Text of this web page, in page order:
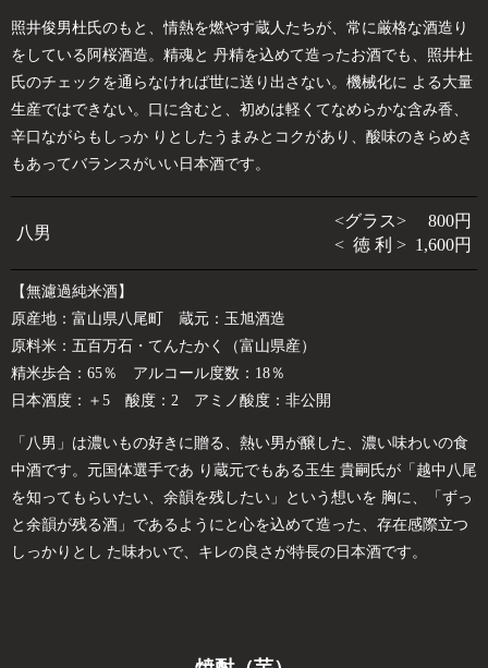
照井俊男杜氏のもと、情熱を燃やす蔵人たちが、常に厳格な酒造り
をしている阿桜酒造。精魂と 丹精を込めて造ったお酒でも、照井杜
氏のチェックを通らなければ世に送り出さない。機械化に よる大量
生産ではできない。口に含むと、初めは軽くてなめらかな含み香、
辛口ながらもしっか りとしたうまみとコクがあり、酸味のきらめき
もあってバランスがいい日本酒です。
八男
<グラス> 800円
< 徳 利 > 1,600円
【無濾過純米酒】
原産地：富山県八尾町 蔵元：玉旭酒造
原料米：五百万石・てんたかく（富山県産）
精米歩合：65％ アルコール度数：18％
日本酒度：＋5 酸度：2 アミノ酸度：非公開
「八男」は濃いもの好きに贈る、熱い男が醸した、濃い味わいの食
中酒です。元国体選手であ り蔵元でもある玉生 貴嗣氏が「越中八尾
を知ってもらいたい、余韻を残したい」という想いを 胸に、「ずっ
と余韻が残る酒」であるようにと心を込めて造った、存在感際立つ
しっかりとし た味わいで、キレの良さが特長の日本酒です。